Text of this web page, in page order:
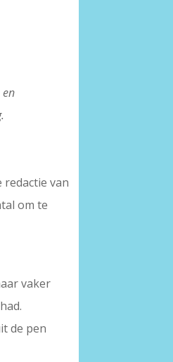
redactie van
om te
vaker
de pen